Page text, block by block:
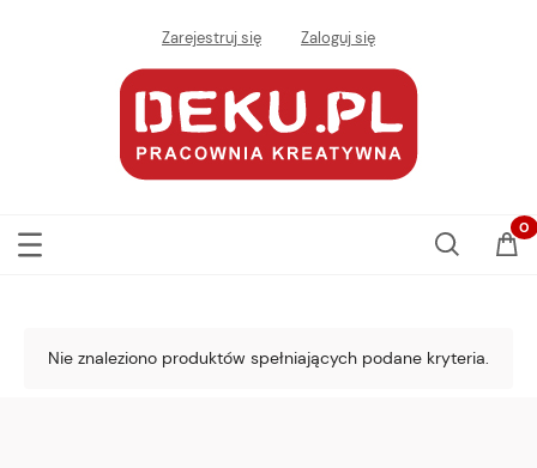
Zarejestruj się Zaloguj się
Nie znaleziono produktów spełniających podane kryteria.